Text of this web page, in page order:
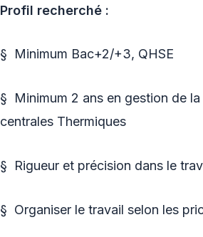
Profil recherché :
§ Minimum Bac+2/+3, QHSE
§ Minimum 2 ans en gestion de
centrales Thermiques
§ Rigueur et précision dans le
§ Organiser le travail selon les